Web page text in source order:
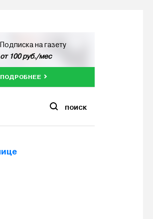
Подписка на газету
от 100 руб./мес
ПОДРОБНЕЕ
ПОИСК